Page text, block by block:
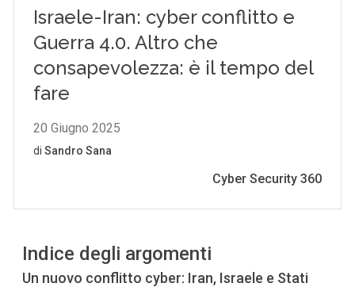
Indice degli argomenti
Un nuovo conflitto cyber: Iran, Israele e Stati